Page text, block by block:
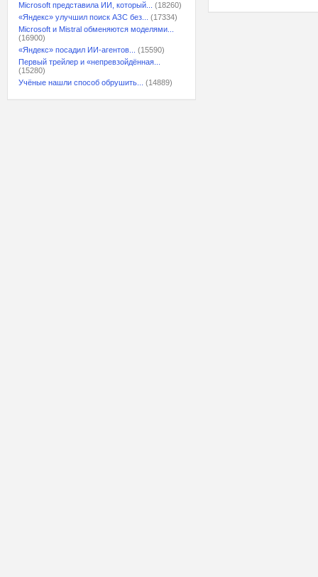
Microsoft представила ИИ, который...
(18260)
«Яндекс» улучшил поиск АЗС без...
(17334)
Microsoft и Mistral обменяются моделями...
(16900)
«Яндекс» посадил ИИ-агентов...
(15590)
Первый трейлер и «непревзойдённая...
(15280)
Учёные нашли способ обрушить...
(14889)